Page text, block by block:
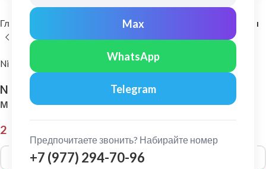
Max
WhatsApp
Telegram
Предпочитаете звонить? Набирайте номер
+7 (977) 294-70-96
Главная Комплектующие для кровли Самоклеющиеся ленты
Nicoband
Nicoband: Гидроизоляционная лента 10 х 0,3
м Серый
2 570,00
Alternative: